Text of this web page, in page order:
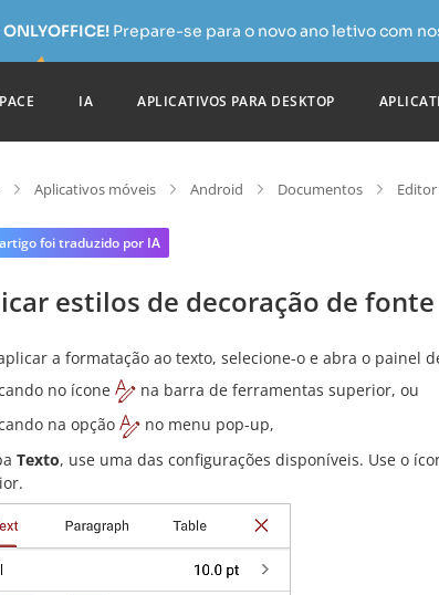
Prepare-se para o novo ano letivo com
IA APLICATIVOS PARA DESKTOP
Aplicativos móveis Android Documentos Editor
foi traduzido por IA
estilos de decoração de fonte
a formatação ao texto, selecione-o e abra o painel
no ícone
na barra de ferramentas superior, ou
na opção
no menu pop-up,
Texto, use uma das configurações disponíveis. Use o